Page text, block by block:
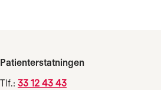
Patienterstatningen
Tlf.: 33 12 43 43